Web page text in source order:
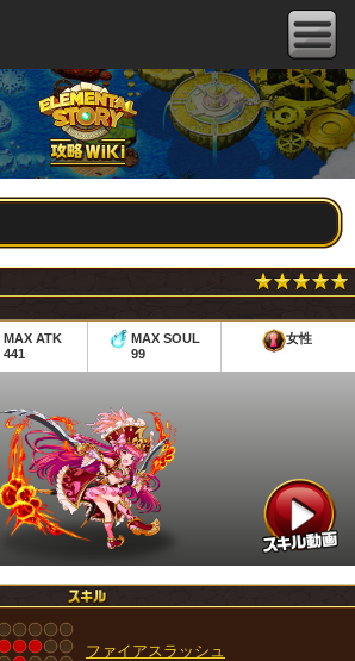
MAX ATK
441
MAX SOUL
99
女性
ファイアスラッシュ